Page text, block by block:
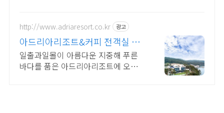
http://www.adriaresort.co.kr 광고
아드리아리조트&커피 전객실 바
다전망, 아로마스파
일출과일몰이 아름다운 지중해 푸른
바다를 품은 아드리아리조트에 오신